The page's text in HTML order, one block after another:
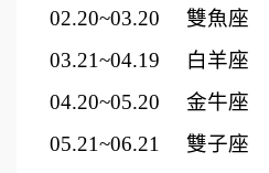
02.20~03.20
雙魚座
03.21~04.19
白羊座
04.20~05.20
金牛座
05.21~06.21
雙子座